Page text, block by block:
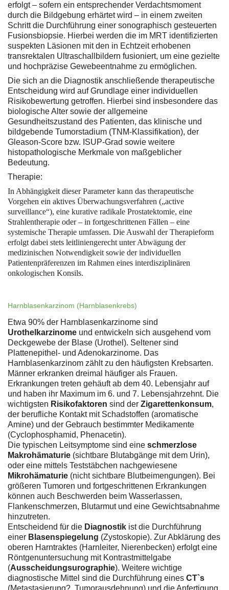
erfolgt – sofern ein entsprechender Verdachtsmoment
durch die Bildgebung erhärtet wird – in einem zweiten
Schritt die Durchführung einer sonographisch gesteuerten
Fusionsbiopsie. Hierbei werden die im MRT identifizierten
suspekten Läsionen mit den in Echtzeit erhobenen
transrektalen Ultraschallbildern fusioniert, um eine gezielte
und hochpräzise Gewebeentnahme zu ermöglichen.
Die sich an die Diagnostik anschließende therapeutische
Entscheidung wird auf Grundlage einer individuellen
Risikobewertung getroffen. Hierbei sind insbesondere das
biologische Alter sowie der allgemeine
Gesundheitszustand des Patienten, das klinische und
bildgebende Tumorstadium (TNM-Klassifikation), der
Gleason-Score bzw. ISUP-Grad sowie weitere
histopathologische Merkmale von maßgeblicher
Bedeutung.
Therapie:
In Abhängigkeit dieser Parameter kann das therapeutische
Vorgehen ein aktives Überwachungsverfahren („active
surveillance“), eine kurative radikale Prostatektomie, eine
Strahlentherapie oder – in fortgeschrittenen Fällen – eine
systemische Therapie umfassen. Die Auswahl der Therapieform
erfolgt dabei stets leitliniengerecht unter Abwägung der
medizinischen Notwendigkeit sowie der individuellen
Patientenpräferenzen im Rahmen eines interdisziplinären
onkologischen Konsils.
Harnblasenkarzinom (Harnblasenkrebs)
Etwa 90% der Harnblasenkarzinome sind
Urothelkarzinome und entwickeln sich ausgehend vom
Deckgewebe der Blase (Urothel). Seltener sind
Plattenepithel- und Adenokarzinome. Das
Harnblasenkarzinom zählt zu den häufigsten Krebsarten.
Männer erkranken dreimal häufiger als Frauen.
Erkrankungen treten gehäuft ab dem 40. Lebensjahr auf
und haben ihr Maximum im 6. und 7. Lebensjahrzehnt. Die
wichtigsten Risikofaktoren sind der Zigarettenkonsum,
der berufliche Kontakt mit Schadstoffen (aromatische
Amine) und der Gebrauch bestimmter Medikamente
(Cyclophosphamid, Phenacetin).
Die typischen Leitsymptome sind eine schmerzlose
Makrohämaturie (sichtbare Blutabgänge mit dem Urin),
oder eine mittels Teststäbchen nachgewiesene
Mikrohämaturie (nicht sichtbare Blutbeimengungen). Bei
größeren Tumoren und fortgeschrittenen Erkrankungen
können auch Beschwerden beim Wasserlassen,
Flankenschmerzen, Blutarmut und eine Gewichtsabnahme
hinzutreten.
Entscheidend für die Diagnostik ist die Durchführung
einer Blasenspiegelung (Zystoskopie). Zur Abklärung des
oberen Harntraktes (Harnleiter, Nierenbecken) erfolgt eine
Röntgenuntersuchung mit Kontrastmittelgabe
(Ausscheidungsurographie). Weitere wichtige
diagnostische Mittel sind die Durchführung eines CT`s
(Metastasierung?, Tumorausdehnung) und die Anfertigung